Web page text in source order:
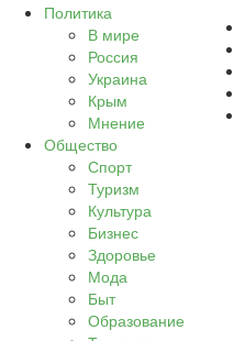
Политика
В мире
Россия
Украина
Крым
Мнение
Общество
Спорт
Туризм
Культура
Бизнес
Здоровье
Мода
Быт
Образование